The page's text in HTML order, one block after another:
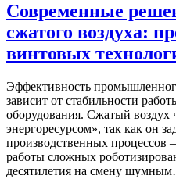
Современные
сжатого воздуха:
винтовых
Эффективность
зависит от стабильности
оборудования. Сжатый воздух
энергоресурсом», так как он
производственных
работы сложных
десятилетия на смену